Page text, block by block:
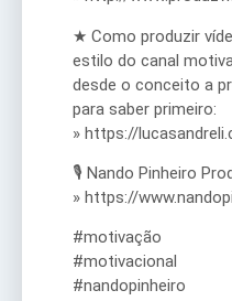
★ Como produzir
estilo do canal
desde o conceito a
para saber primeiro:
» https://
🎙️ Nando Pinheiro
» https://
#motivação
#motivacional
#nandopinheiro